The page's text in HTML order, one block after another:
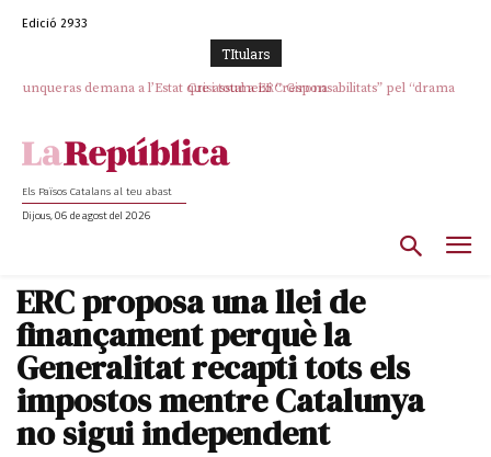
Edició 2933
TItulars
Crisi total a ERC Girona
Els Països Catalans al teu abast
Dijous, 06 de agost del 2026
ERC proposa una llei de
finançament perquè la
Generalitat recapti tots els
impostos mentre Catalunya
no sigui independent